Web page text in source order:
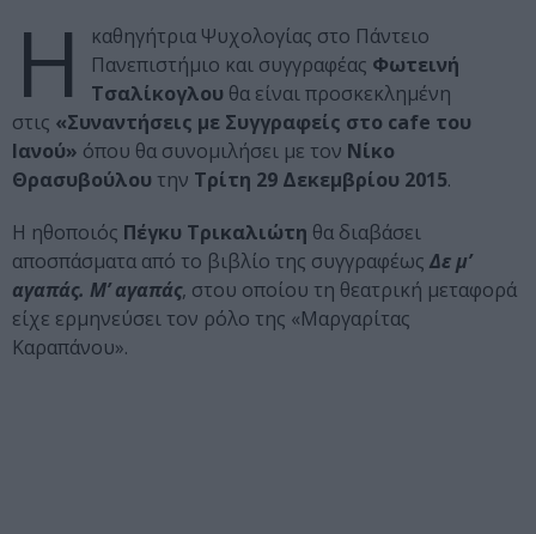
Η
καθηγήτρια Ψυχολογίας στο Πάντειο
Πανεπιστήμιο και συγγραφέας Φωτεινή
Τσαλίκογλου θα είναι προσκεκλημένη
στις «Συναντήσεις με Συγγραφείς στο cafe του
Ιανού» όπου θα συνομιλήσει με τον Νίκο
Θρασυβούλου την Τρίτη 29 Δεκεμβρίου 2015.
Η ηθοποιός Πέγκυ Τρικαλιώτη θα διαβάσει
αποσπάσματα από το βιβλίο της συγγραφέως Δε μ’
αγαπάς. Μ’ αγαπάς, στου οποίου τη θεατρική μεταφορά
είχε ερμηνεύσει τον ρόλο της «Μαργαρίτας
Καραπάνου».